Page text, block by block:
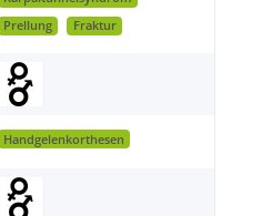
Prellung
Fraktur
Handgelenkorthesen